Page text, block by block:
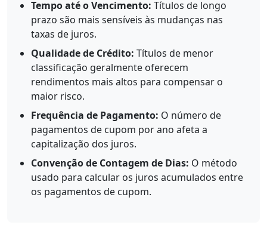
Tempo até o Vencimento: Títulos de longo
prazo são mais sensíveis às mudanças nas
taxas de juros.
Qualidade de Crédito: Títulos de menor
classificação geralmente oferecem
rendimentos mais altos para compensar o
maior risco.
Frequência de Pagamento: O número de
pagamentos de cupom por ano afeta a
capitalização dos juros.
Convenção de Contagem de Dias: O método
usado para calcular os juros acumulados entre
os pagamentos de cupom.